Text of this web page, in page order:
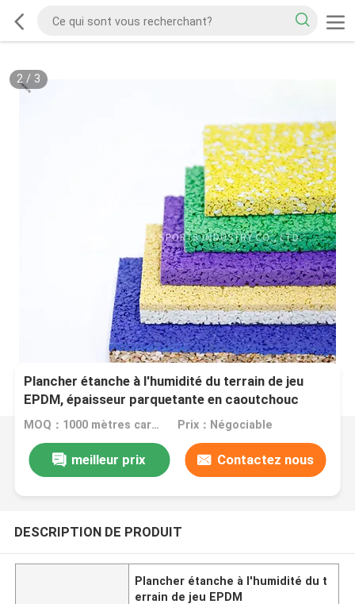
2/ 3
Plancher étanche à l'humidité du terrain de jeu
EPDM, épaisseur parquetante en caoutchouc
d'Eco 15mm
MOQ：1000 mètres carrés Prix：Négociable
meilleur prix Contactez nous
DESCRIPTION DE PRODUIT
Plancher étanche à l'humidité du t
errain de jeu EPDM